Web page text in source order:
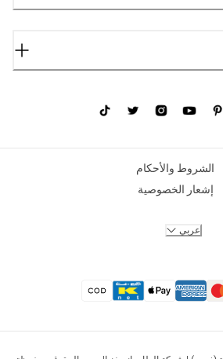
الشروط والأحكام
إشعار الخصوصية
عربي